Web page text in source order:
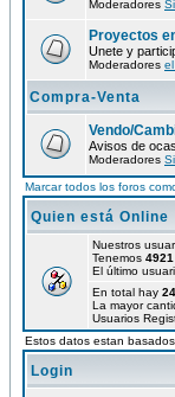
Moderadores
Proyectos
Unete y
Moderadores
Compra-Venta
Vendo/
Avisos de
Moderadores
Marcar todos los foros
Quien está Online
Nuestros
Tenemos 4921
El último
En total hay
La mayor
Usuarios
Estos datos estan
Login